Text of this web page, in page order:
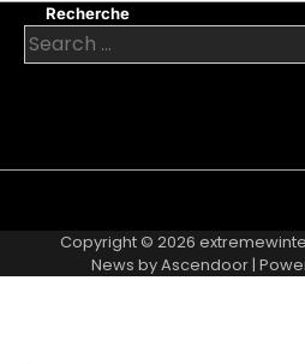
Recherche
Search
for:
Us
Us
and
Copyright © 2026
News byAscendoor|